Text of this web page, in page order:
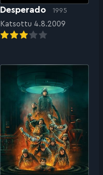
Desperado 1995
Katsottu 4.8.2009